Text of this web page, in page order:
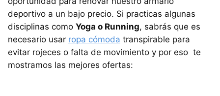
deportivo a un bajo precio. Si practicas algunas
disciplinas como Yoga o Running, sabrás que es
necesario usar ropa cómoda transpirable para
evitar rojeces o falta de movimiento y por eso te
mostramos las mejores ofertas: